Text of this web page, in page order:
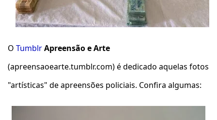
O TumblrApreensão e Arte
(apreensaoearte.tumblr.com) é dedicado aquelas fotos
"artísticas" de apreensões policiais. Confira algumas: